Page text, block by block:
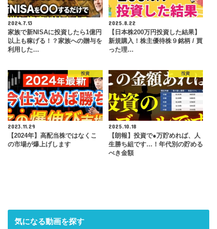
2024.7.13
家族で新NISAに投資したら1億円
以上も稼げる！？家族への贈与を
利用した…
2025.8.22
【日本株200万円投資した結果】
新規購入！株主優待株９銘柄 / 買
った理…
投資
2023.11.29
【2024年】高配当株ではなくこ
の市場が爆上げします
投資
2025.10.18
【朗報】投資で●万貯めれば、人
生勝ち組です…！年代別の貯める
べき金額
気になる動画を探す